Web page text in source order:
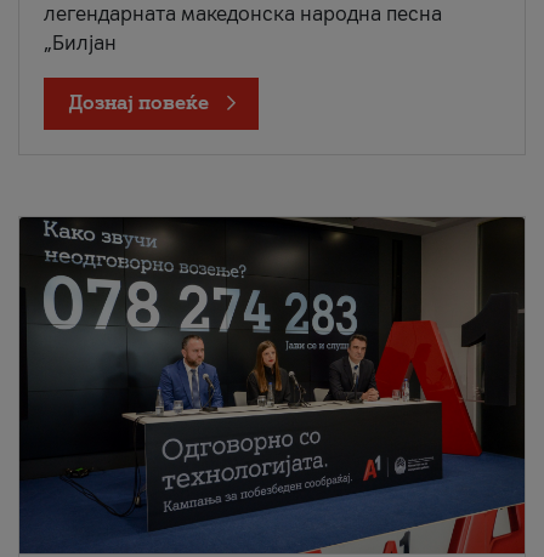
легендарната македонска народна песна
„Билјан
Дознај повеќе